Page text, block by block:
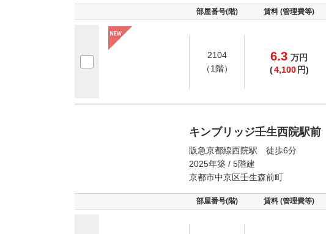
部屋番号(階) 賃料 (管理費等)
2104
（1階）
6.3 万円
(4,100 円)
キンブリッジ壬生西院駅前
阪急京都線西院駅 徒歩6分
2025年築 / 5階建
京都市中京区壬生森前町
部屋番号(階) 賃料 (管理費等)